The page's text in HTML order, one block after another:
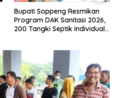
Bupati Soppeng Resmikan
Program DAK Sanitasi 2026,
200 Tangki Septik Individual